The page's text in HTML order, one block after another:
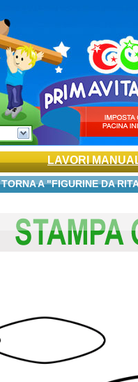
LAVORI
TORNA A "FIGURINE DA